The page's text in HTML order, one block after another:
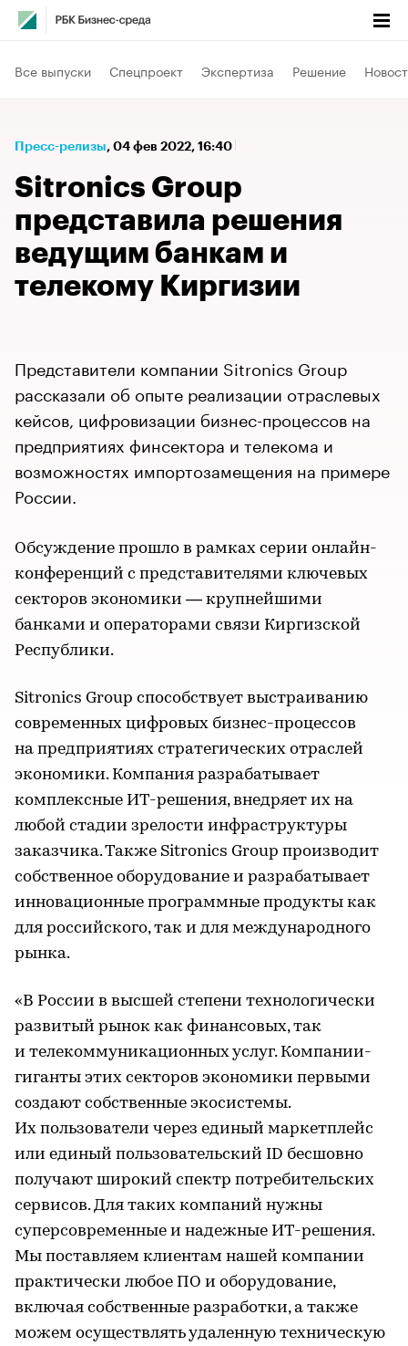
Все выпуски Спецпроект Экспертиза Решение
Пресс-релизы⁠, 04 фев 2022, 16:40
Sitronics Group
представила решения
ведущим банкам и
телекому Киргизии
Представители компании Sitronics Group
рассказали об опыте реализации отраслевых
кейсов, цифровизации бизнес-процессов на
предприятиях финсектора и телекома и
возможностях импортозамещения на примере
России.
Обсуждение прошло в рамках серии онлайн-
конференций с представителями ключевых
секторов экономики — крупнейшими
банками и операторами связи Киргизской
Республики.
Sitronics Group способствует выстраиванию
современных цифровых бизнес-процессов
на предприятиях стратегических отраслей
экономики. Компания разрабатывает
комплексные ИТ-решения, внедряет их на
любой стадии зрелости инфраструктуры
заказчика. Также Sitronics Group производит
собственное оборудование и разрабатывает
инновационные программные продукты как
для российского, так и для международного
рынка.
«В России в высшей степени технологически
развитый рынок как финансовых, так
и телекоммуникационных услуг. Компании-
гиганты этих секторов экономики первыми
создают собственные экосистемы.
Их пользователи через единый маркетплейс
или единый пользовательский ID бесшовно
получают широкий спектр потребительских
сервисов. Для таких компаний нужны
суперсовременные и надежные ИТ-решения.
Мы поставляем клиентам нашей компании
практически любое ПО и оборудование,
включая собственные разработки, а также
можем осуществлять удаленную техническую